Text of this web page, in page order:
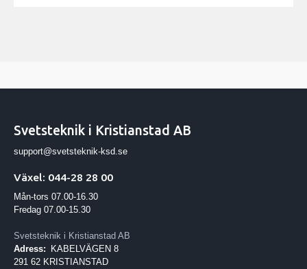
Svetsteknik i Kristianstad AB
support@svetsteknik-ksd.se
Växel: 044-28 28 00
Mån-tors 07.00-16.30
Fredag 07.00-15.30
Svetsteknik i Kristianstad AB
Adress:
KABELVÄGEN 8
291 62 KRISTIANSTAD